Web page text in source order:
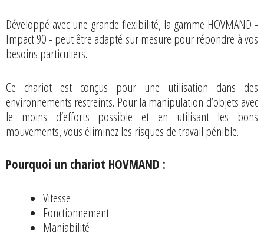
Développé avec une grande flexibilité, la gamme HOVMAND -
Impact 90 - peut être adapté sur mesure pour répondre à vos
besoins particuliers.
Ce chariot est conçus pour une utilisation dans des
environnements restreints. Pour la manipulation d’objets avec
le moins d’efforts possible et en utilisant les bons
mouvements, vous éliminez les risques de travail pénible.
Pourquoi un chariot HOVMAND :
Vitesse
Fonctionnement
Maniabilité